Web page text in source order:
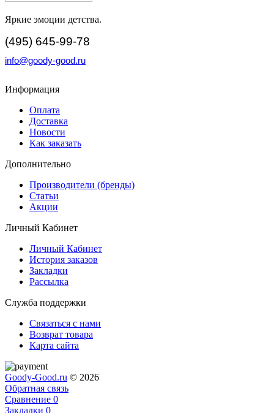
Яркие эмоции детства.
(495) 645-99-78
info@goody-good.ru
Информация
Оплата
Доставка
Новости
Как заказать
Дополнительно
Производители (бренды)
Статьи
Акции
Личный Кабинет
Личный Кабинет
История заказов
Закладки
Рассылка
Служба поддержки
Связаться с нами
Возврат товара
Карта сайта
Goody-Good.ru © 2026
Обратная связь
Сравнение 0
Закладки 0